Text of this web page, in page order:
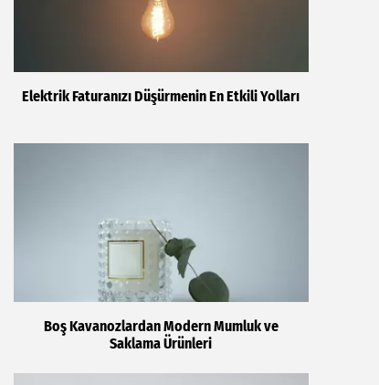
Elektrik Faturanızı Düşürmenin En Etkili Yolları
Boş Kavanozlardan Modern Mumluk ve
Saklama Ürünleri